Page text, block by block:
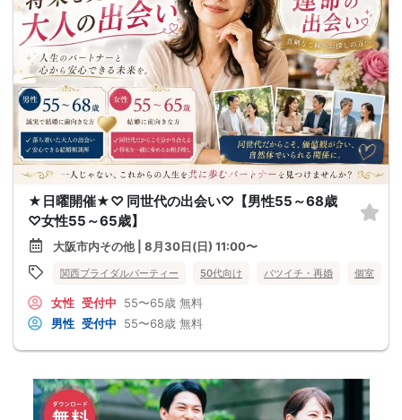
★日曜開催★♡ 同世代の出会い♡【男性55～68歳
♡女性55～65歳】
大阪市内その他 | 8月30日(日) 11:00〜
関西ブライダルパーティー 50代向け バツイチ・再婚 個室
女性 受付中 55〜65歳 無料
男性 受付中 55〜68歳 無料